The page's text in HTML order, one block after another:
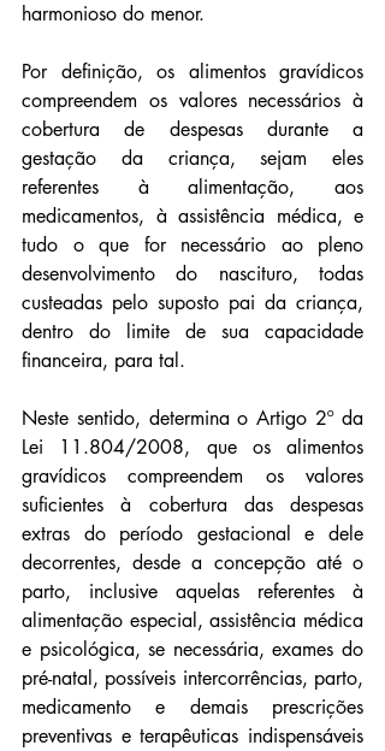
harmonioso do menor.
Por definição, os alimentos gravídicos
compreendem os valores necessários à
cobertura de despesas durante a
gestação da criança, sejam eles
referentes à alimentação, aos
medicamentos, à assistência médica, e
tudo o que for necessário ao pleno
desenvolvimento do nascituro, todas
custeadas pelo suposto pai da criança,
dentro do limite de sua capacidade
financeira, para tal.
Neste sentido, determina o Artigo 2º da
Lei 11.804/2008, que os alimentos
gravídicos compreendem os valores
suficientes à cobertura das despesas
extras do período gestacional e dele
decorrentes, desde a concepção até o
parto, inclusive aquelas referentes à
alimentação especial, assistência médica
e psicológica, se necessária, exames do
pré-natal, possíveis intercorrências, parto,
medicamento e demais prescrições
preventivas e terapêuticas indispensáveis